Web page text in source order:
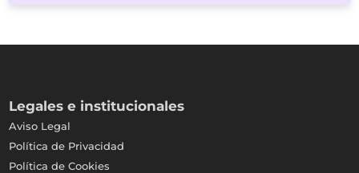
Legales e institucionales
Aviso Legal
Política de Privacidad
Política de Cookies